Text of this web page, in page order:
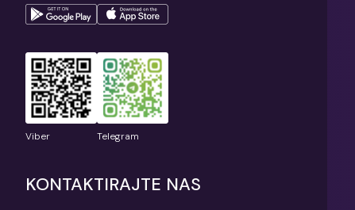
Viber Telegram
KONTAKTIRAJTE NAS